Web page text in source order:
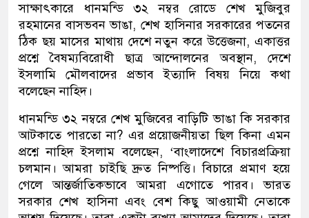
সাক্ষাৎকারে ধানমন্ডি ৩২ নম্বর রোডে শেখ মুজিবুর
রহমানের বাসভবন ভাঙা, শেখ হাসিনার সরকারের পতনের
ঠিক ছয় মাসের মাথায় দেশে নতুন করে উত্তেজনা, একাত্তর
প্রশ্নে বৈষম্যবিরোধী ছাত্র আন্দোলনের অবস্থান, দেশে
ইসলামি মৌলবাদের প্রভাব ইত্যাদি বিষয় নিয়ে কথা
বলেছেন নাহিদ।
ধানমন্ডি ৩২ নম্বরে শেখ মুজিবের বাড়িটি ভাঙা কি সরকার
আটকাতে পারতো না? এর প্রয়োজনীয়তা ছিল কিনা এমন
প্রশ্নে নাহিদ ইসলাম বলেছেন, ‘বাংলাদেশে বিচারপ্রক্রিয়া
চলমান। আমরা চাইছি দ্রুত নিষ্পত্তি। বিচারে প্রমাণ হয়ে
গেলে আন্তর্জাতিকভাবে আমরা এগোতে পারব। ভারত
সরকার শেখ হাসিনা এবং বেশ কিছু আওয়ামী নেতাকে